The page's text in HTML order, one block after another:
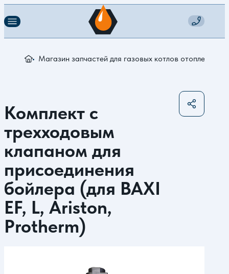
Магазин запчастей для газовых котлов отопления
Комплект с
трехходовым
клапаном для
присоединения
бойлера (для BAXI
EF, L, Ariston,
Protherm)